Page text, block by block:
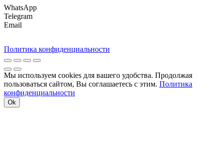
WhatsApp
Telegram
Email
Политика конфиденциальности
Мы используем cookies для вашего удобства. Продолжая
пользоваться сайтом, Вы соглашаетесь с этим. Политика
конфиденциальности
Ok